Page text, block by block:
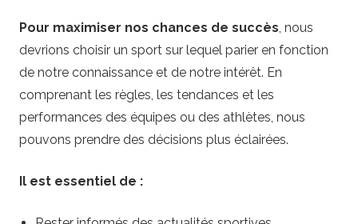
Pour maximiser nos chances de succès , nous
devrions choisir un sport sur lequel parier en fonction
de notre connaissance et de notre intérêt. En
comprenant les règles, les tendances et les
performances des équipes ou des athlètes, nous
pouvons prendre des décisions plus éclairées.
Il est essentiel de :